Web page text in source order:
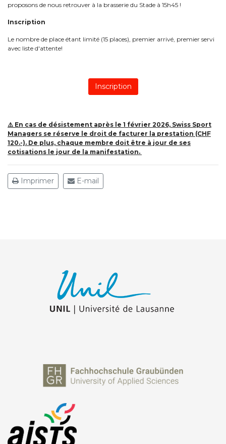
proposons de nous retrouver à la brasserie du Stade à 15h45 !
Inscription
Le nombre de place étant limité (15 places), premier arrivé, premier servi
avec liste d'attente!
⚠️ En cas de désistement après le 1 février 2026, Swiss Sport
Managers se réserve le droit de facturer la prestation (CHF
120.-). De plus, chaque membre doit être à jour de ses
cotisations le jour de la manifestation.
Imprimer E-mail